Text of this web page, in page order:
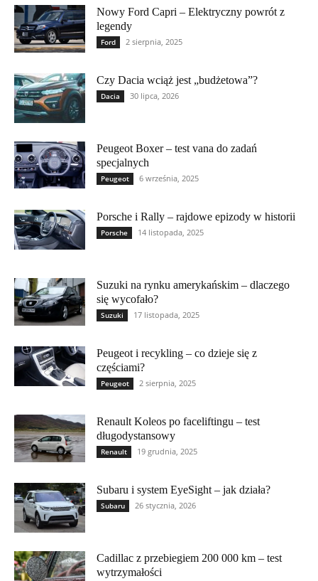
Nowy Ford Capri – Elektryczny powrót z
legendy
Ford 2 sierpnia, 2025
Czy Dacia wciąż jest „budżetowa”?
Dacia 30 lipca, 2026
Peugeot Boxer – test vana do zadań
specjalnych
Peugeot 6 września, 2025
Porsche i Rally – rajdowe epizody w historii
Porsche 14 listopada, 2025
Suzuki na rynku amerykańskim – dlaczego
się wycofało?
Suzuki 17 listopada, 2025
Peugeot i recykling – co dzieje się z
częściami?
Peugeot 2 sierpnia, 2025
Renault Koleos po faceliftingu – test
długodystansowy
Renault 19 grudnia, 2025
Subaru i system EyeSight – jak działa?
Subaru 26 stycznia, 2026
Cadillac z przebiegiem 200 000 km – test
wytrzymałości